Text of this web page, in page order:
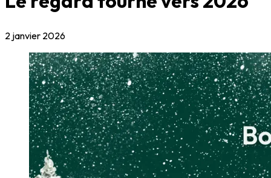
2 janvier 2026